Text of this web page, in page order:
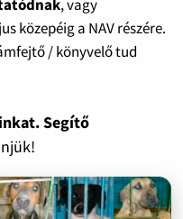
, vagy
közepéig a NAV részére.
/ könyvelő tud
Segítő